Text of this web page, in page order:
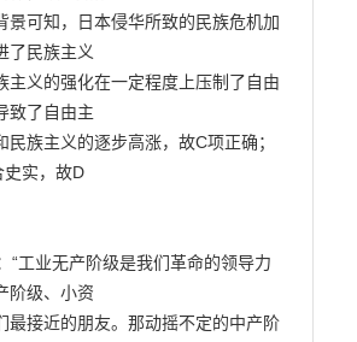
景可知，日本侵华所致的民族危机加
了民族主义
主义的强化在一定程度上压制了自由
致了自由主
民族主义的逐步高涨，故C项正确；
史实，故D
“工业无产阶级是我们革命的领导力
阶级、小资
最接近的朋友。那动摇不定的中产阶